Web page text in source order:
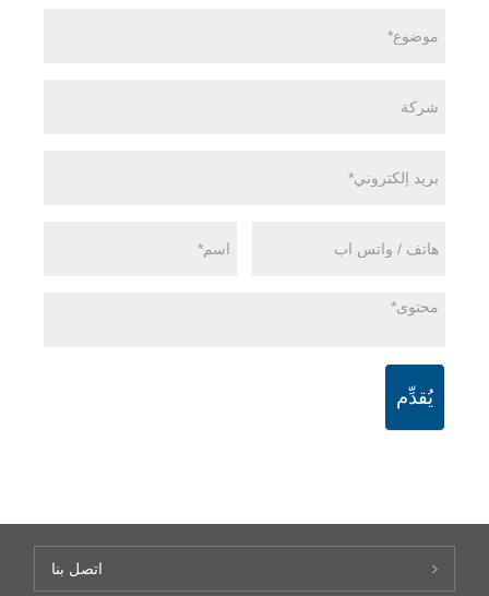
يُقدِّم
اتصل بنا